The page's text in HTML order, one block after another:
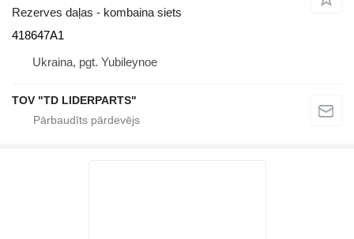
Rezerves daļas - kombaina siets
418647A1
Ukraina, pgt. Yubileynoe
TOV "TD LIDERPARTS"